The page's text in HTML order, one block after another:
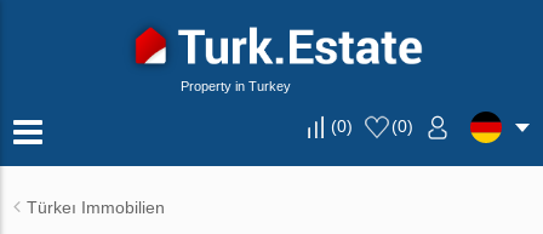
Property in Turkey
(0) (0)
Türkeı Immobilien